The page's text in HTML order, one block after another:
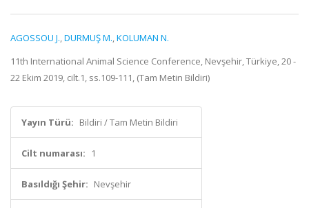
AGOSSOU J.,DURMUŞ M.,KOLUMAN N.
11th International Animal Science Conference, Nevşehir, Türkiye, 20 -
22 Ekim 2019, cilt.1, ss.109-111, (Tam Metin Bildiri)
Yayın Türü: Bildiri / Tam Metin Bildiri
Cilt numarası: 1
Basıldığı Şehir: Nevşehir